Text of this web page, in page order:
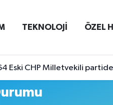
TEKNOLOJİ ÖZEL
Eski CHP Milletvekili